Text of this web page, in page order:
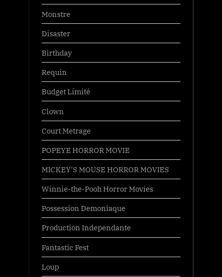
Monstre
Disaster
Birthday
Requin
Budget Limité
Clown
Court Metrage
POPEYE HORROR MOVIE
MICKEY’S MOUSE HORROR MOVIES
Winnie-the-Pooh Horror Movies
Possession Demoniaque
Production Independante
Fantastic Fest
Loup